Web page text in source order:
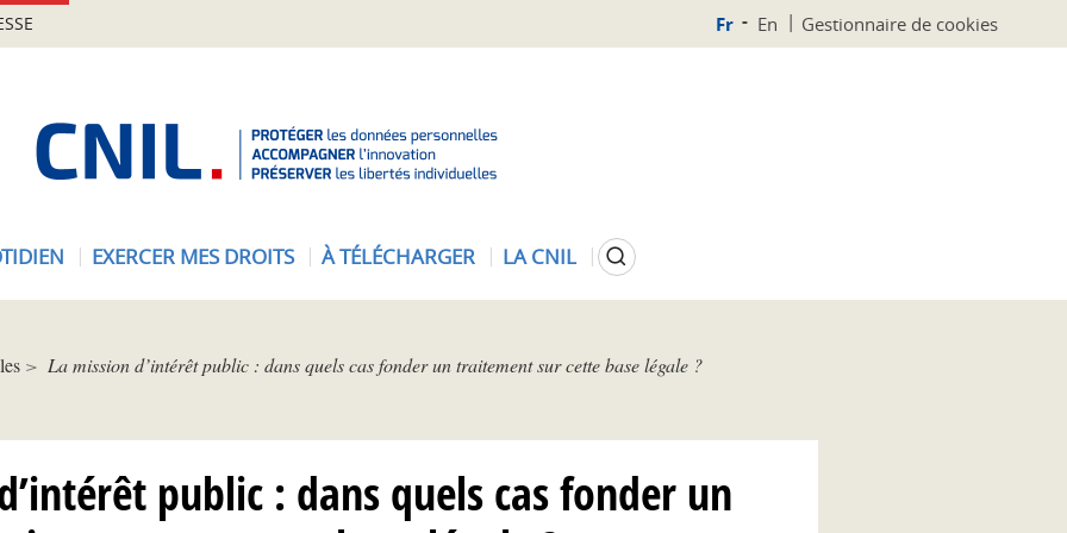
Fr En Gestionnaire de cookies
N
EXERCER MES DROITS À TÉLÉCHARGER LA CNIL Rechercher
La mission d’intérêt public : dans quels cas fonder un traitement sur cette base légale ?
public : dans quels cas fonder un